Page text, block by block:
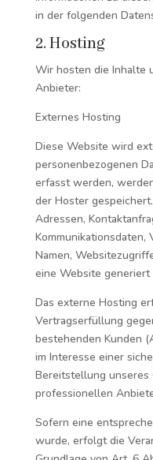
in der folgenden
2. Hosting
Wir hosten die Inhalte
Anbieter:
Externes Hosting
Diese Website wird
personenbezogenen
erfasst werden,
der Hoster
Adressen,
Kommunikationsdaten,
Namen,
eine Website generiert
Das externe Hosting
Vertragserfüllung
bestehenden Kunden
im Interesse einer
Bereitstellung
professionellen
Sofern eine
wurde, erfolgt die